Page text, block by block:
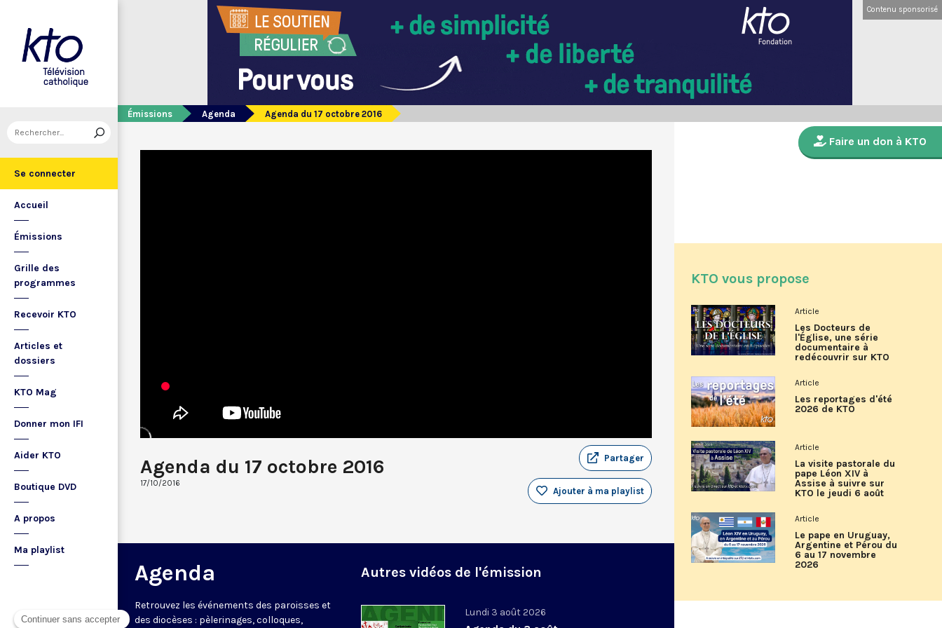
Se connecter
Accueil
Émissions
Grille des
programmes
Recevoir KTO
Articles et
dossiers
KTO Mag
Donner mon IFI
Aider KTO
Boutique DVD
A propos
Ma playlist
Contenu sponsorisé
Émissions Agenda Agenda du 17 octobre 2016
Agenda du 17 octobre 2016
17/10/2016
Partager
Ajouter à ma playlist
Agenda
Retrouvez les événements des paroisses et
des diocèses : pèlerinages, colloques,
Autres vidéos de l'émission
Lundi 3 août 2026
Faire un don à KTO
KTO vous propose
Article
Les Docteurs de
l'Église, une série
documentaire à
redécouvrir sur KTO
Article
Les reportages d'été
2026 de KTO
Article
La visite pastorale du
pape Léon XIV à
Assise à suivre sur
KTO le jeudi 6 août
Article
Le pape en Uruguay,
Argentine et Pérou du
6 au 17 novembre
2026